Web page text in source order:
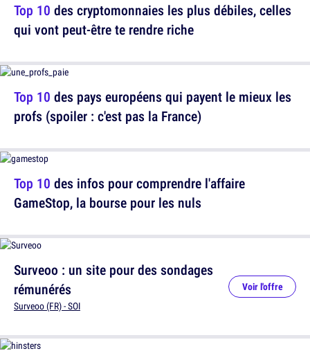
Top 10 des cryptomonnaies les plus débiles, celles
qui vont peut-être te rendre riche
Top 10 des infos pour comprendre l'affaire
GameStop, la bourse pour les nuls
Top 10 des pays européens qui payent le mieux les
profs (spoiler : c'est pas la France)
Surveoo : un site pour des sondages
rémunérés
Surveoo (FR) - SOI
Voir l'offre